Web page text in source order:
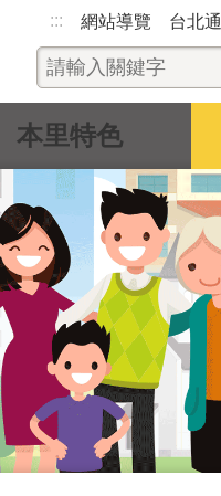
::: 網站導覽 台北通
本里特色